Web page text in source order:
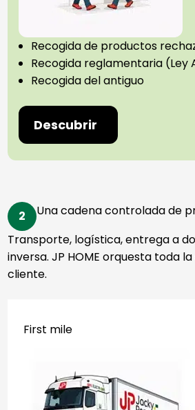
Recogida de productos
Recogida reglamentaria (Ley
Recogida del antiguo
Descubrir
2
Una cadena controlada de
Transporte, logística, entrega a
inversa. JP HOME orquesta toda
cliente.
First mile